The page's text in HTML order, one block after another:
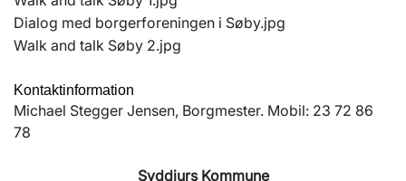
Dialog med borgerforeningen i Søby.jpg
Walk and talk Søby 2.jpg
Kontaktinformation
Michael Stegger Jensen, Borgmester. Mobil: 23 72 86
78
Syddjurs Kommune